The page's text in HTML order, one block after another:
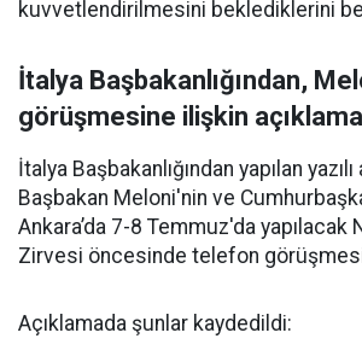
kuvvetlendirilmesini beklediklerini
İtalya Başbakanlığından,
görüşmesine ilişkin açıklama
İtalya Başbakanlığından yapılan
Başbakan Meloni'nin ve
Ankara’da 7-8 Temmuz'da yapılacak
Zirvesi öncesinde telefon görüşmesi
Açıklamada şunlar kaydedildi: